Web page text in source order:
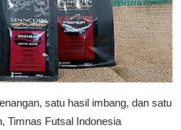
satu hasil imbang, dan satu
Timnas Futsal Indonesia